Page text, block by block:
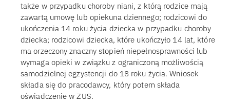
także w przypadku choroby niani, z którą rodzice mają
zawartą umowę lub opiekuna dziennego; rodzicowi do
ukończenia 14 roku życia dziecka w przypadku choroby
dziecka; rodzicowi dziecka, które ukończyło 14 lat, które
ma orzeczony znaczny stopień niepełnosprawności lub
wymaga opieki w związku z ograniczoną możliwością
samodzielnej egzystencji do 18 roku życia. Wniosek
składa się do pracodawcy, który potem składa
oświadczenie w ZUS.